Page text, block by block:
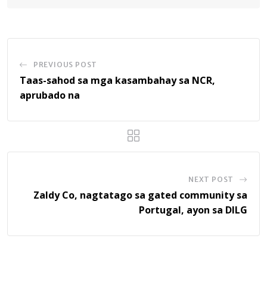
PREVIOUS POST
Taas-sahod sa mga kasambahay sa NCR,
aprubado na
NEXT POST
Zaldy Co, nagtatago sa gated community sa
Portugal, ayon sa DILG